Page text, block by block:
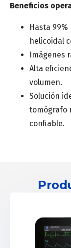
Beneficios
Hasta
helicoidal
Imágenes
Alta
volumen.
Solución
tomógrafo
confiable.